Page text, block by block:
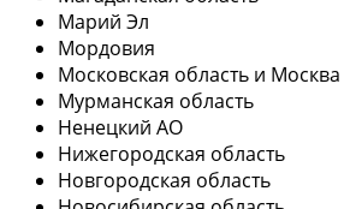
Марий Эл
Мордовия
Московская область и Москва
Мурманская область
Ненецкий АО
Нижегородская область
Новгородская область